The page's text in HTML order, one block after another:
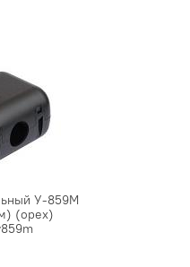
У-859М
(орех)